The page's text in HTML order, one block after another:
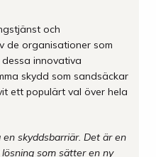
och
de organisationer som
innovativa
skydd som sandsäckar
ett populärt val över hela
skyddsbarriär. Det är en
som sätter en ny